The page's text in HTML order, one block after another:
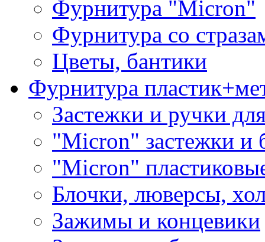
Фурнитура "Micron"
Фурнитура со
Цветы, бантики
Фурнитура
Застежки и ручки
"Micron" застежки и
"Micron"
Блочки, люверсы,
Зажимы и концевики